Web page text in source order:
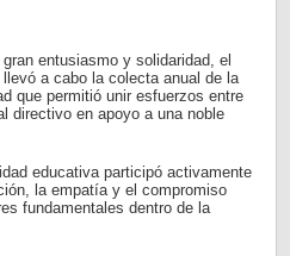
entusiasmo y solidaridad, el
a cabo la colecta anual de la
que permitió unir esfuerzos entre
directivo en apoyo a una noble
educativa participó activamente
la empatía y el compromiso
fundamentales dentro de la